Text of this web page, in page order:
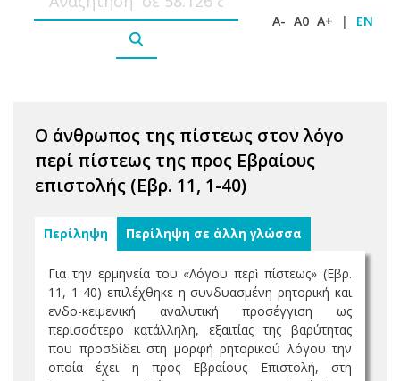
A- A0 A+ | EN
O άνθρωπος της πίστεως στον λόγο
περί πίστεως της προς Εβραίους
επιστολής (Εβρ. 11, 1-40)
Περίληψη Περίληψη σε άλλη γλώσσα
Για την ερμηνεία του «Λόγου περὶ πίστεως» (Εβρ.
11, 1-40) επιλέχθηκε η συνδυασμένη ρητορική και
ενδο-κειμενική αναλυτική προσέγγιση ως
περισσότερο κατάλληλη, εξαιτίας της βαρύτητας
που προσδίδει στη μορφή ρητορικού λόγου την
οποία έχει η προς Εβραίους Επιστολή, στη